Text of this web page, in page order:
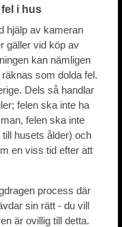
i hus
hjälp av kameran
gäller vid köp av
kan nämligen
som dolda fel.
Dels så handlar
felen ska inte ha
felen ska inte
husets ålder) och
en viss tid efter att
process där
sin rätt - du vill
är ovillig till detta.